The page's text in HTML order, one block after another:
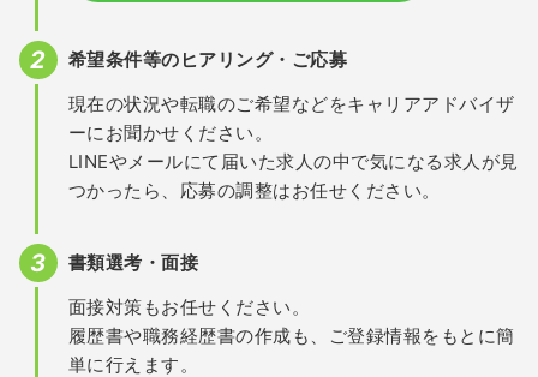
希望条件等のヒアリング・ご応募
現在の状況や転職のご希望などをキャリアアドバイザ
ーにお聞かせください。
LINEやメールにて届いた求人の中で気になる求人が見
つかったら、応募の調整はお任せください。
書類選考・面接
面接対策もお任せください。
履歴書や職務経歴書の作成も、ご登録情報をもとに簡
単に行えます。